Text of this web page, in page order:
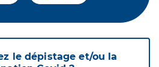
le dépistage et/ou la